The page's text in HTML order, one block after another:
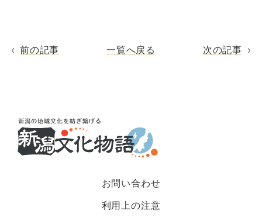
前の記事 一覧へ戻る 次の記事
お問い合わせ
利用上の注意